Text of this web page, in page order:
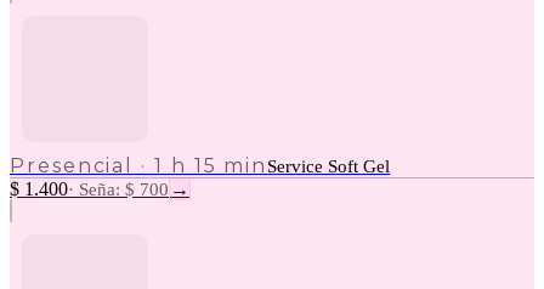
Presencial · 1 h 15 min Service Soft Gel
$ 1.400· Seña: $ 700 →